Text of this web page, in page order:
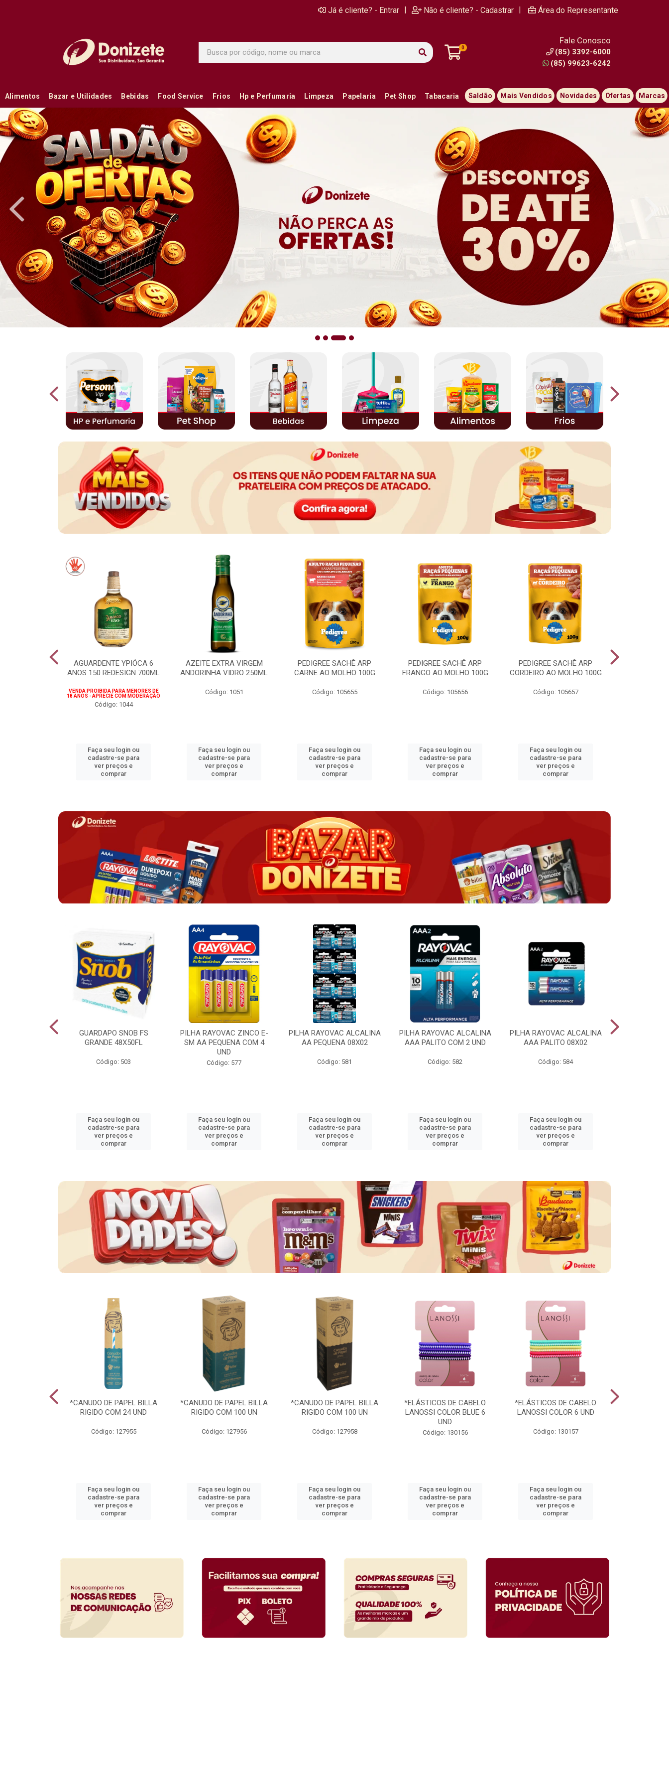
Já é cliente? - Entrar | Não é cliente? - Cadastrar | Área do Representante
0
Fale Conosco
(85) 3392-6000
(85) 99623-6242
Alimentos Bazar e Utilidades Bebidas Food Service Frios Hp e Perfumaria Limpeza Papelaria Pet Shop Tabacaria Saldão Mais Vendidos Novidades Ofertas Marcas
AGUARDENTE YPIÓCA 6
ANOS 150 REDESIGN 700ML
VENDA PROIBIDA PARA MENORES DE
18 ANOS - APRECIE COM MODERAÇÃO
Código: 1044
Faça seu login ou
cadastre-se para
ver preços e
comprar
AZEITE EXTRA VIRGEM
ANDORINHA VIDRO 250ML
Código: 1051
Faça seu login ou
cadastre-se para
ver preços e
comprar
PEDIGREE SACHÊ ARP
CARNE AO MOLHO 100G
Código: 105655
Faça seu login ou
cadastre-se para
ver preços e
comprar
PEDIGREE SACHÊ ARP
FRANGO AO MOLHO 100G
Código: 105656
Faça seu login ou
cadastre-se para
ver preços e
comprar
PEDIGREE SACHÊ ARP
CORDEIRO AO MOLHO 100G
Código: 105657
Faça seu login ou
cadastre-se para
ver preços e
comprar
GUARDAPO SNOB FS
GRANDE 48X50FL
Código: 503
Faça seu login ou
cadastre-se para
ver preços e
comprar
PILHA RAYOVAC ZINCO E-
SM AA PEQUENA COM 4
UND
Código: 577
Faça seu login ou
cadastre-se para
ver preços e
comprar
PILHA RAYOVAC ALCALINA
AA PEQUENA 08X02
Código: 581
Faça seu login ou
cadastre-se para
ver preços e
comprar
PILHA RAYOVAC ALCALINA
AAA PALITO COM 2 UND
Código: 582
Faça seu login ou
cadastre-se para
ver preços e
comprar
PILHA RAYOVAC ALCALINA
AAA PALITO 08X02
Código: 584
Faça seu login ou
cadastre-se para
ver preços e
comprar
*CANUDO DE PAPEL BILLA
RIGIDO COM 24 UND
Código: 127955
Faça seu login ou
cadastre-se para
ver preços e
comprar
*CANUDO DE PAPEL BILLA
RIGIDO COM 100 UN
Código: 127956
Faça seu login ou
cadastre-se para
ver preços e
comprar
*CANUDO DE PAPEL BILLA
RIGIDO COM 100 UN
Código: 127958
Faça seu login ou
cadastre-se para
ver preços e
comprar
*ELÁSTICOS DE CABELO
LANOSSI COLOR BLUE 6
UND
Código: 130156
Faça seu login ou
cadastre-se para
ver preços e
comprar
*ELÁSTICOS DE CABELO
LANOSSI COLOR 6 UND
Código: 130157
Faça seu login ou
cadastre-se para
ver preços e
comprar